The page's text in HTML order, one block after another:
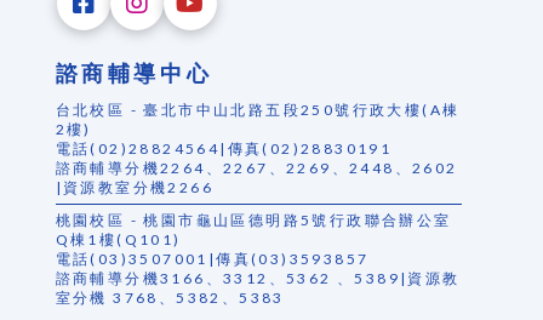
諮商輔導中心
台北校區 - 臺北市中山北路五段250號行政大樓(A棟
2樓)
電話(02)28824564|傳真(02)28830191
諮商輔導分機2264、2267、2269、2448、2602
|資源教室分機2266
桃園校區 - 桃園市龜山區德明路5號行政聯合辦公室
Q棟1樓(Q101)
電話(03)3507001|傳真(03)3593857
諮商輔導分機3166、3312、5362 、5389|資源教
室分機 3768、5382、5383